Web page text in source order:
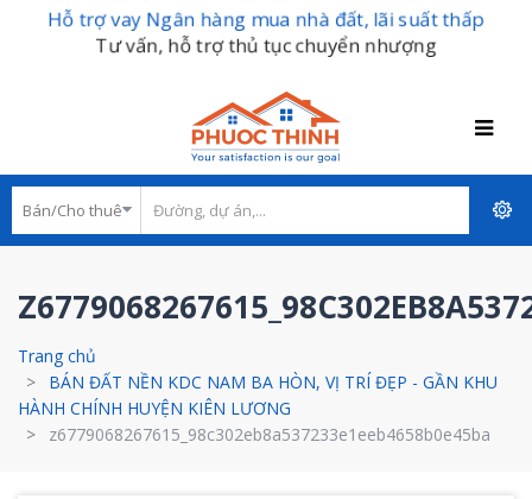
Hỗ trợ vay Ngân hàng mua nhà đất, lãi suất thấp
Tư vấn, hỗ trợ thủ tục chuyển nhượng
Trang chủ
BÁN ĐẤT NỀN KDC NAM BA HÒN, VỊ TRÍ ĐẸP - GẦN KHU
HÀNH CHÍNH HUYỆN KIÊN LƯƠNG
z6779068267615_98c302eb8a537233e1eeb4658b0e45ba